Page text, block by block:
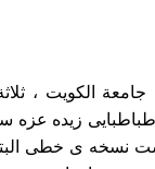
زیده عزه
نسخه ی خطی